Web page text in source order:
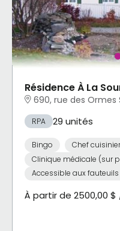
Résidence À La
690, rue des Ormes
RPA 29 unités
Bingo
Chef cuisinier
Clinique médicale (sur
Accessible aux
À partir de 2500,00 $